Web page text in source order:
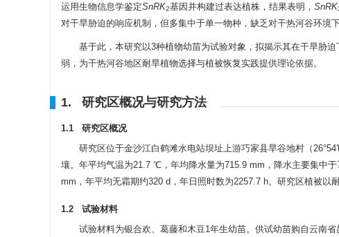
运用生物信息学鉴定SnRK2基因并构建过表达植株，结果表明， SnRK
对干旱胁迫的响应机制，但多集中于单一物种，缺乏对干热河谷环境
基于此，本研究以3种植物幼苗为试验对象，拟揭示其在干旱胁
弱，为干热河谷地区耐旱植物选择与植被恢复实践提供理论依据。
1. 研究区概况与研究方法
1.1 研究区概况
研究区位于金沙江白鹤滩水电站坝址上游巧家县旱谷地村（
壤。年平均气温为21.7 ℃，年均降水量为715.9 mm，降水主要集中
mm，年平均无霜期约320 d，年日照时数为2257.7 h。研究区植被以
1.2 试验材料
试验材料为银合欢、葛藤和木豆1年生幼苗。供试幼苗购自云南